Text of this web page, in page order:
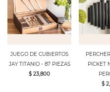
JUEGO DE CUBIERTOS
JAY TITANIO - 87 PIEZAS
$ 23,800
PICKET
$